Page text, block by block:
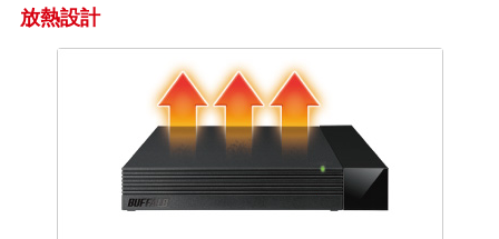
放熱設計